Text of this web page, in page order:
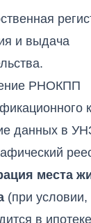
и выдача
РНОКПП
данных в
места
(при
в